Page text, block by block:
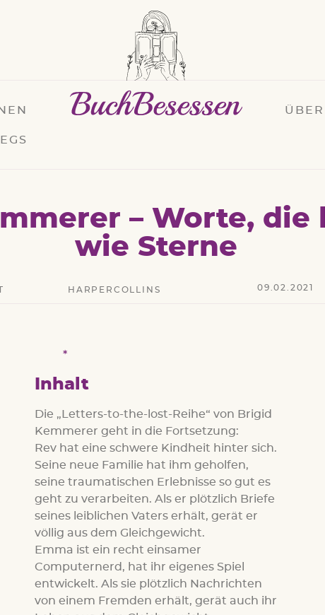
ÜBER
– Worte, die
wie Sterne
HARPERCOLLINS 09.02.2021
Inhalt
Die „Letters-to-the-lost-Reihe“ von Brigid
Kemmerer geht in die Fortsetzung:
Rev hat eine schwere Kindheit hinter sich.
Seine neue Familie hat ihm geholfen,
seine traumatischen Erlebnisse so gut es
geht zu verarbeiten. Als er plötzlich Briefe
seines leiblichen Vaters erhält, gerät er
völlig aus dem Gleichgewicht.
Emma ist ein recht einsamer
Computernerd, hat ihr eigenes Spiel
entwickelt. Als sie plötzlich Nachrichten
von einem Fremden erhält, gerät auch ihr